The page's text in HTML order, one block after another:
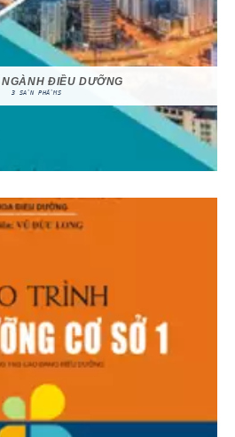
ĐIỀU DƯỠNG
3 SẢN PHẨMS